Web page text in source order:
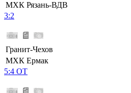
МХК Рязань-ВДВ
3:2
Гранит-Чехов
МХК Ермак
5:4 ОТ